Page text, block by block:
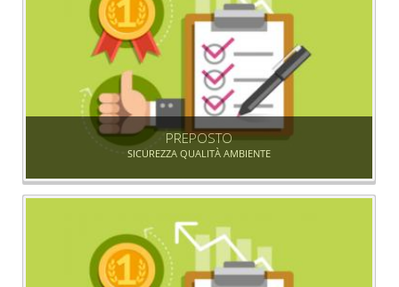
PREPOSTO
SICUREZZA QUALITÀ AMBIENTE